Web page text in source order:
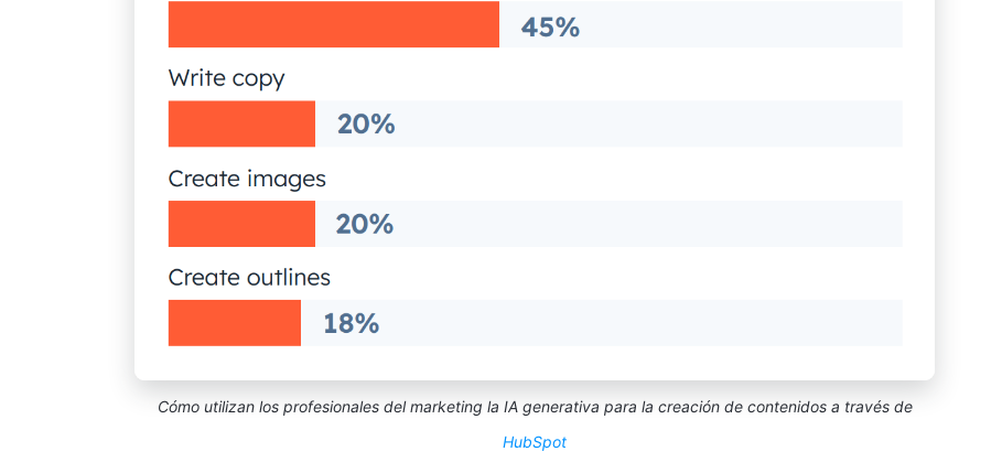
Cómo utilizan los profesionales del marketing la IA generativa para la creación de contenidos a través de
HubSpot